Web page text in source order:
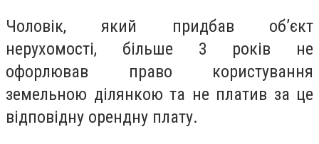
Чоловік, який придбав об’єкт
нерухомості, більше 3 років не
офорлював право користування
земельною ділянкою та не платив за це
відповідну орендну плату.